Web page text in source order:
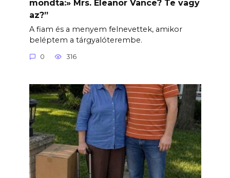
mondta:» Mrs. Eleanor Vance? Te vagy
az?”
A fiam és a menyem felnevettek, amikor
beléptem a tárgyalóterembe.
0 316